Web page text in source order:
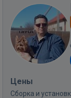
Цены
Сборка и